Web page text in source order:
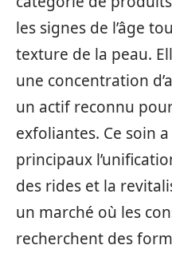
les signes de l’âge
texture de la peau.
une concentration
un actif reconnu
exfoliantes. Ce soin
principaux
des rides et la
un marché où les
recherchent des